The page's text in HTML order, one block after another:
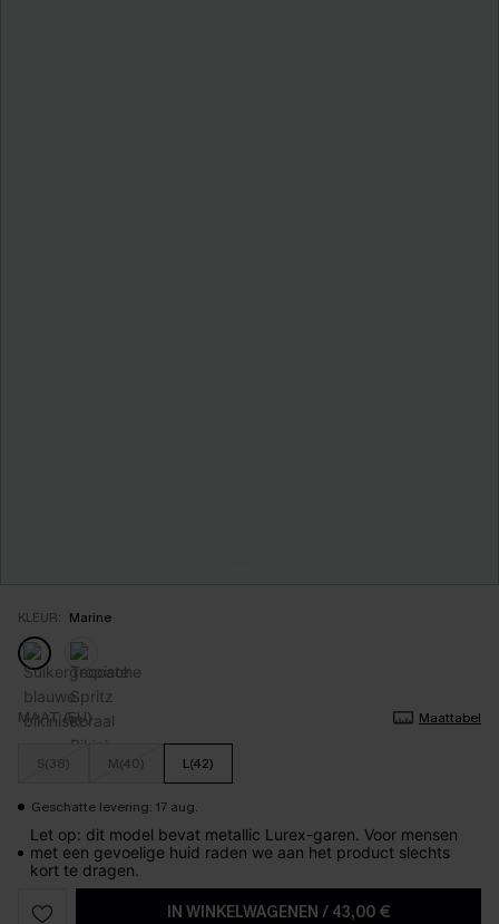
KLEUR: Marine
MAAT (EU) Maattabel
S(38) M(40) L(42)
Geschatte levering: 17 aug.
Let op: dit model bevat metallic Lurex-garen. Voor mensen
met een gevoelige huid raden we aan het product slechts
kort te dragen.
IN WINKELWAGENEN / 43,00 €